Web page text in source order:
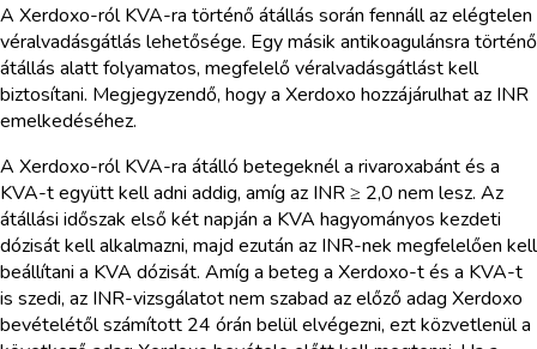
A Xerdoxo-ról KVA-ra történő átállás során fennáll az elégtelen
véralvadásgátlás lehetősége. Egy másik antikoagulánsra történő
átállás alatt folyamatos, megfelelő véralvadásgátlást kell
biztosítani. Megjegyzendő, hogy a Xerdoxo hozzájárulhat az INR
emelkedéséhez.
A Xerdoxo-ról KVA-ra átálló betegeknél a rivaroxabánt és a
KVA-t együtt kell adni addig, amíg az INR ≥ 2,0 nem lesz. Az
átállási időszak első két napján a KVA hagyományos kezdeti
dózisát kell alkalmazni, majd ezután az INR-nek megfelelően kell
beállítani a KVA dózisát. Amíg a beteg a Xerdoxo-t és a KVA-t
is szedi, az INR-vizsgálatot nem szabad az előző adag Xerdoxo
bevételétől számított 24 órán belül elvégezni, ezt közvetlenül a